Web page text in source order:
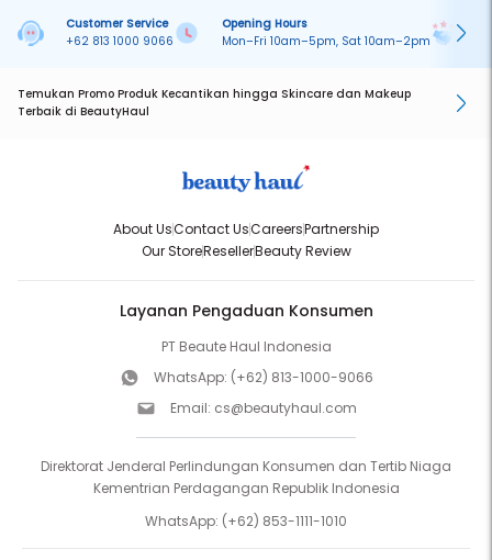
Customer Service
+62 813 1000 9066
Opening Hours
Mon–Fri 10am–5pm, Sat 10am–2pm
Temukan Promo Produk Kecantikan hingga Skincare dan Makeup
Terbaik di BeautyHaul
About UsContact UsCareersPartnership
Our StoreResellerBeauty Review
Layanan Pengaduan Konsumen
PT Beaute Haul Indonesia
WhatsApp: (+62) 813-1000-9066
Email: cs@beautyhaul.com
Direktorat Jenderal Perlindungan Konsumen dan Tertib Niaga
Kementrian Perdagangan Republik Indonesia
WhatsApp: (+62) 853-1111-1010